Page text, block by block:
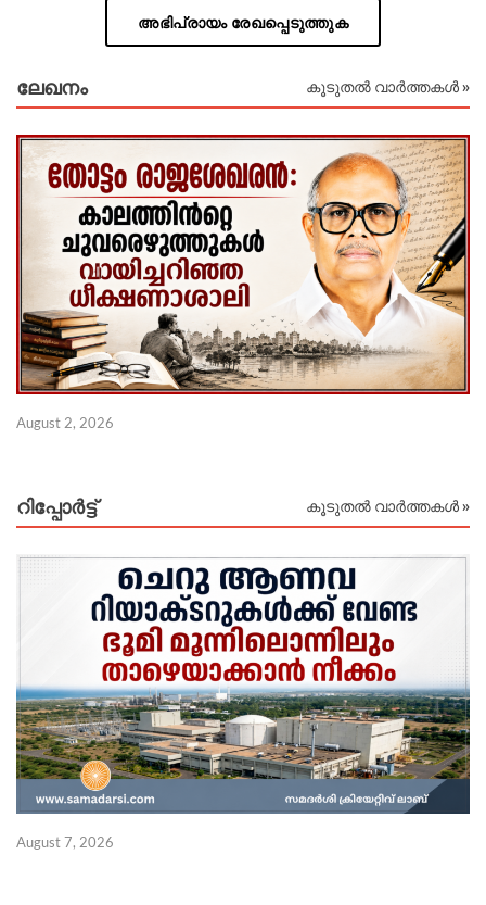
അഭിപ്രായം രേഖപ്പെടുത്തുക
ലേഖനം കൂടുതൽ വാർത്തകൾ »
August 2, 2026
റിപ്പോര്‍ട്ട് കൂടുതൽ വാർത്തകൾ »
August 7, 2026